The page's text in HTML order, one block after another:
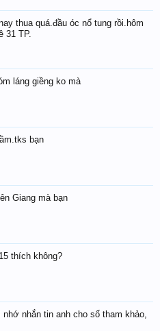
thua quá.đầu óc nổ tung rồi.hôm
31 TP.
láng giềng ko mà
bạn
Giang mà bạn
thích không?
nhớ nhắn tin anh cho số tham khảo,